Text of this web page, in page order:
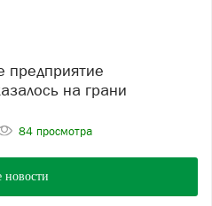
на грани
84 просмотра